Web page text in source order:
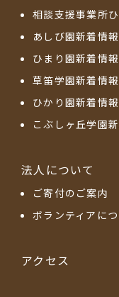
相談支援事業所
あしび園新着情報
ひまり園新着情報
草笛学園新着情報
ひかり園新着情報
こぶしヶ丘学園
法人について
ご寄付のご案内
ボランティアに
アクセス